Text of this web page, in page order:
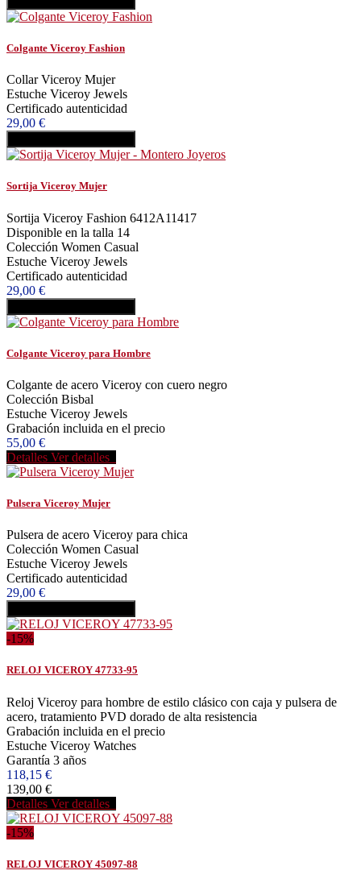
Colgante Viceroy Fashion
Collar Viceroy Mujer
Estuche Viceroy Jewels
Certificado autenticidad
29,00 €
Sortija Viceroy Mujer
Sortija Viceroy Fashion 6412A11417
Disponible en la talla 14
Colección Women Casual
Estuche Viceroy Jewels
Certificado autenticidad
29,00 €
Colgante Viceroy para Hombre
Colgante de acero Viceroy con cuero negro
Colección Bisbal
Estuche Viceroy Jewels
Grabación incluida en el precio
55,00 €
Detalles Ver detalles
Pulsera Viceroy Mujer
Pulsera de acero Viceroy para chica
Colección Women Casual
Estuche Viceroy Jewels
Certificado autenticidad
29,00 €
-15%
RELOJ VICEROY 47733-95
Reloj Viceroy para hombre de estilo clásico con caja y pulsera de
acero, tratamiento PVD dorado de alta resistencia
Grabación incluida en el precio
Estuche Viceroy Watches
Garantía 3 años
118,15 €
139,00 €
Detalles Ver detalles
-15%
RELOJ VICEROY 45097-88